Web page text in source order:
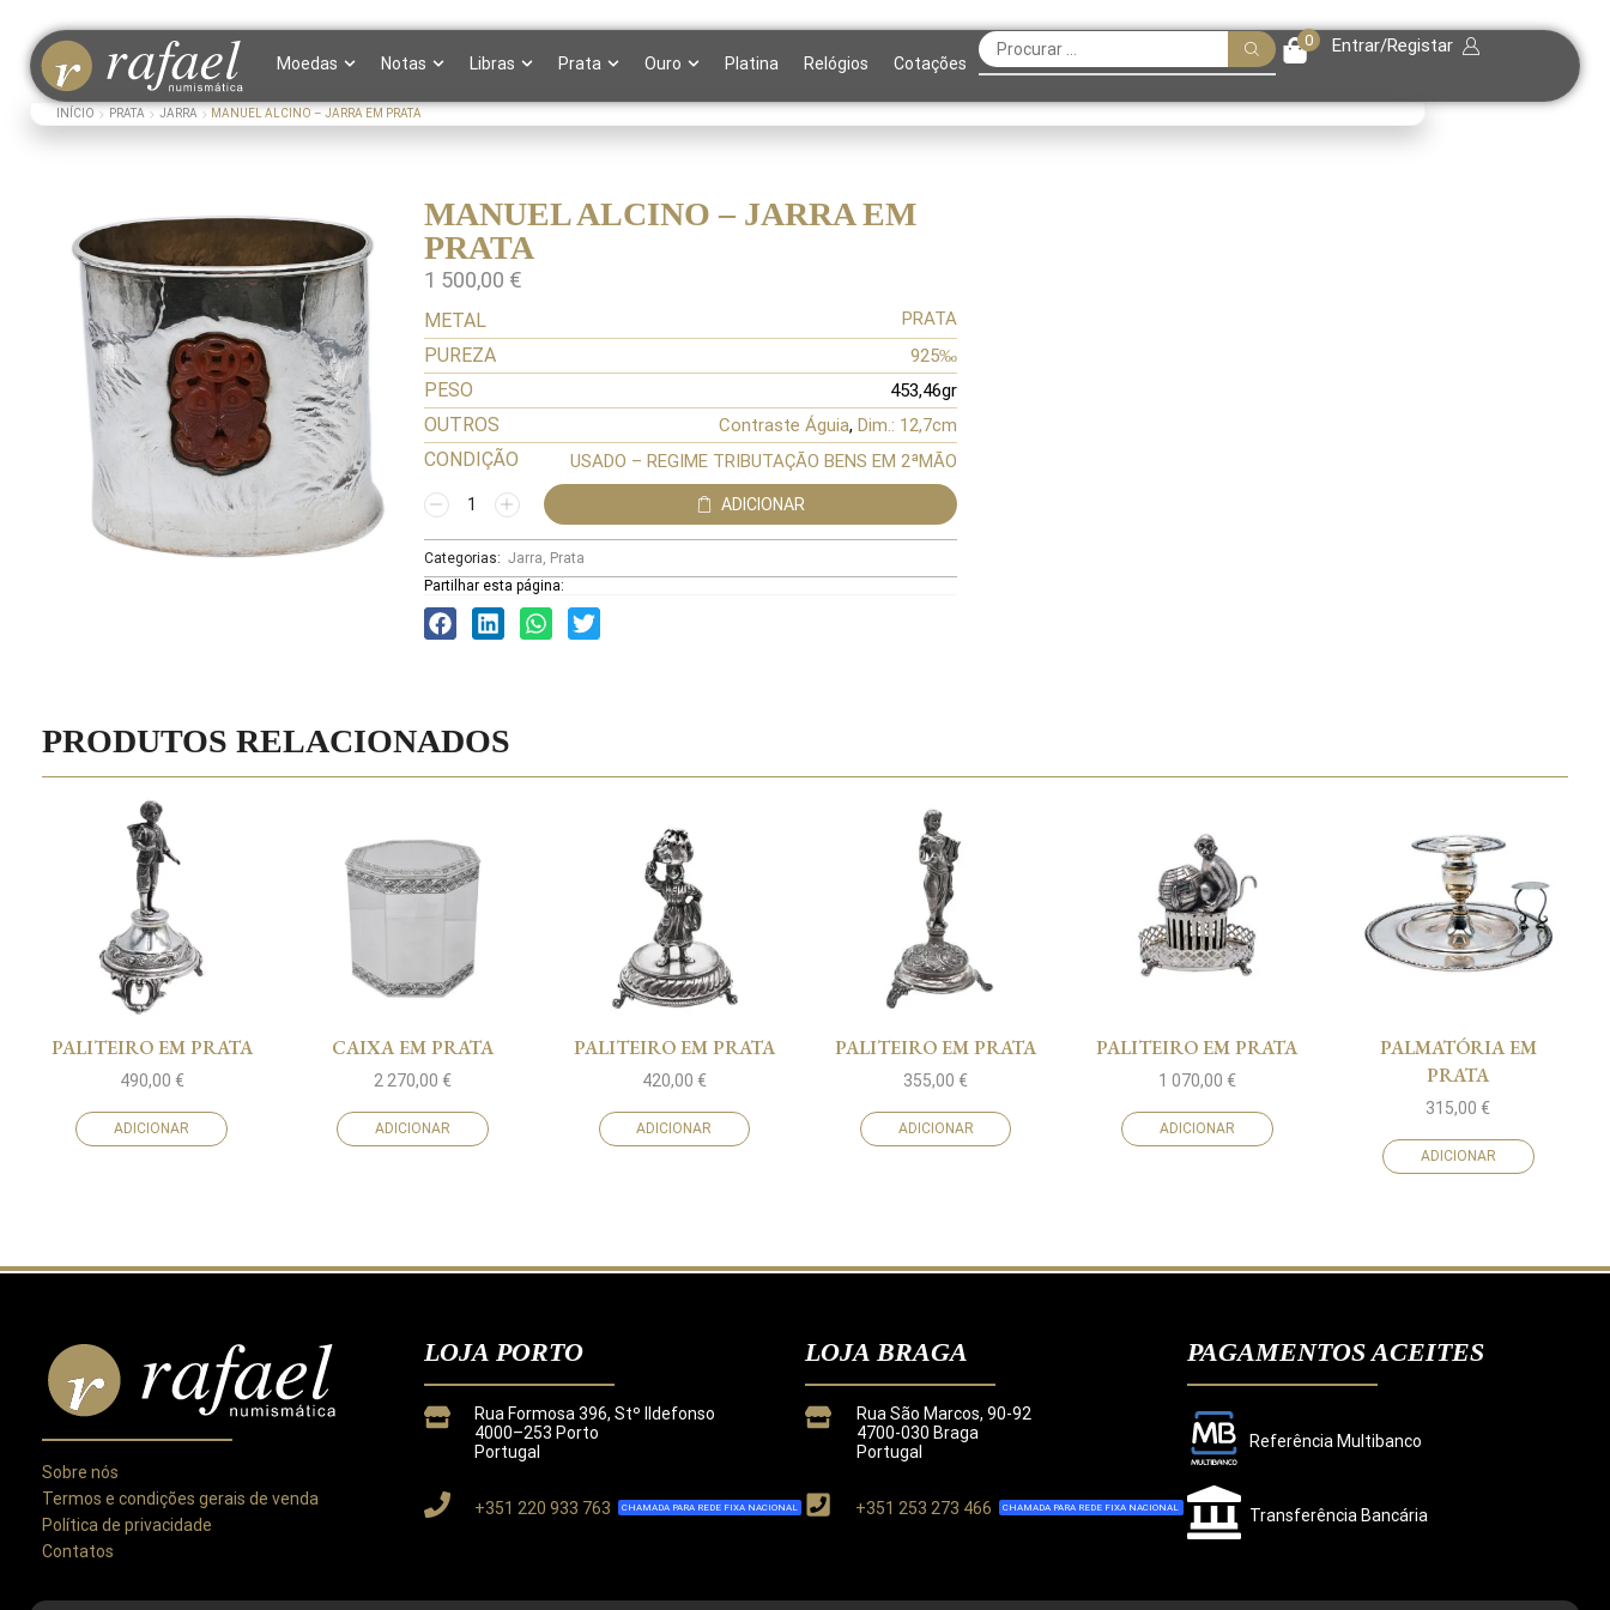
Moedas Notas Libras Prata Ouro Platina Relógios Cotações
0 Entrar/Registar
INÍCIO PRATA JARRA MANUEL ALCINO – JARRA EM PRATA
MANUEL ALCINO – JARRA EM
PRATA
1 500,00 €
METAL PRATA
PUREZA 925‰
PESO 453,46gr
OUTROS Contraste Águia, Dim.: 12,7cm
CONDIÇÃO USADO – REGIME TRIBUTAÇÃO BENS EM 2ªMÃO
ADICIONAR
Categorias: Jarra, Prata
Partilhar esta página:
PRODUTOS RELACIONADOS
PALITEIRO EM PRATA
490,00 €
ADICIONAR
CAIXA EM PRATA
2 270,00€
ADICIONAR
PALITEIRO EM PRATA
420,00 €
ADICIONAR
PALITEIRO EM PRATA
355,00€
ADICIONAR
PALITEIRO EM PRATA
1 070,00 €
ADICIONAR
PALMATÓRIA EM
PRATA
315,00€
ADICIONAR
Este site utiliza cookies para melhorar a sua experiência.
Sobre nós
Termos e condições gerais de venda
Política de privacidade
Contatos
LOJA PORTO
Rua Formosa 396, Stº Ildefonso
4000–253 Porto
Portugal
+351 220 933 763 CHAMADA PARA REDE FIXA NACIONAL
LOJA BRAGA
Rua São Marcos, 90-92
4700-030 Braga
Portugal
+351 253 273 466 CHAMADA PARA REDE FIXA NACIONAL
PAGAMENTOS ACEITES
Referência Multibanco
Transferência Bancária